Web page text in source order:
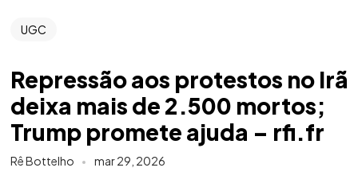
UGC
Repressão aos protestos no Irã
deixa mais de 2.500 mortos;
Trump promete ajuda – rfi.fr
Rê Bottelho mar 29, 2026